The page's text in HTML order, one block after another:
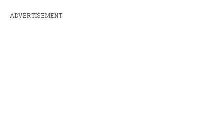
ADVERTISEMENT